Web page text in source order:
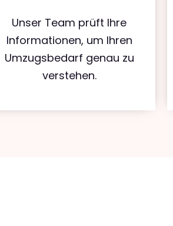
Unser Team prüft Ihre
Informationen, um Ihren
Umzugsbedarf genau zu
verstehen.